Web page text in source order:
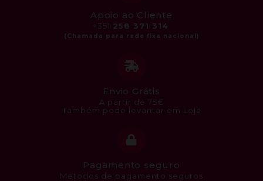
Apoio ao Cliente
+351 258 371 314
Envio Grátis
A partir de 75€
Também pode levantar em Loja
Pagamento seguro
Métodos de pagamento seguros